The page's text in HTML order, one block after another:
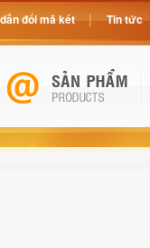
đổi mã két Tin tức